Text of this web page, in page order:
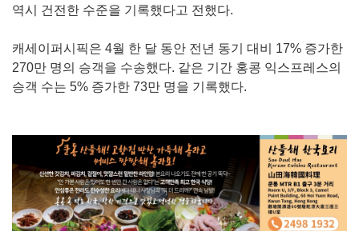
역시 건전한 수준을 기록했다고 전했다.
캐세이퍼시픽은 4월 한 달 동안 전년 동기 대비 17% 증가한
270만 명의 승객을 수송했다. 같은 기간 홍콩 익스프레스의
승객 수는 5% 증가한 73만 명을 기록했다.